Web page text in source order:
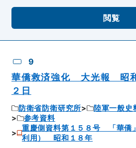
閲覧
9
華僑救済強化 大光報 昭
２日
防衛省防衛研究所 陸軍一般史
参考資料
重慶側資料第１５８号 「華僑
利用） 昭和１８年